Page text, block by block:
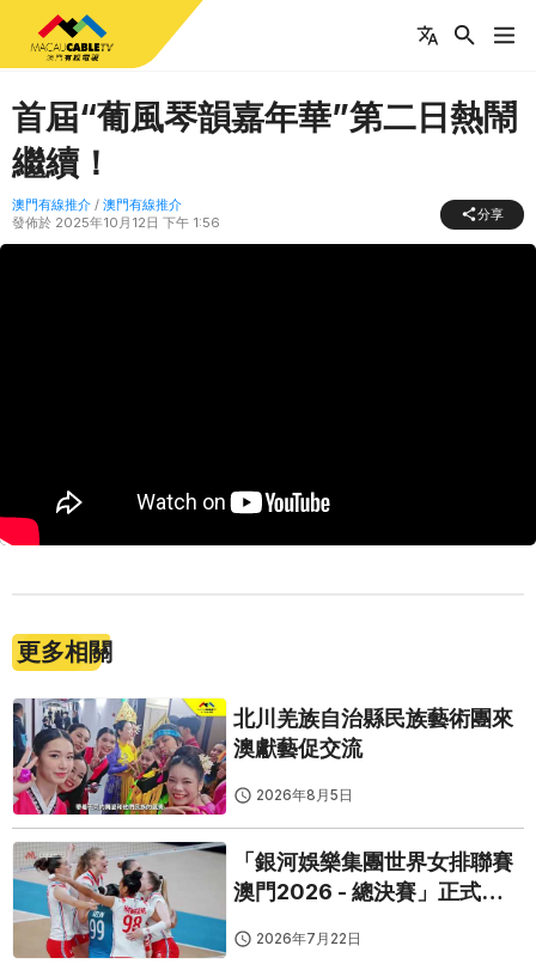
首屆“葡風琴韻嘉年華”第二日熱鬧
繼續！
澳門有線推介 / 澳門有線推介
發佈於 2025年10月12日 下午 1:56
分享
更多相關
北川羌族自治縣民族藝術團來
澳獻藝促交流
2026年8月5日
「銀河娛樂集團世界女排聯賽
澳門2026 - 總決賽」正式開
2026年7月22日